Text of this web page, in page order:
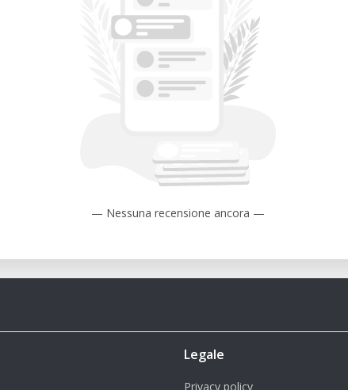
l’envoi de votre mail, sauf réponse
— Nessuna recensione ancora —
Legale
Privacy policy